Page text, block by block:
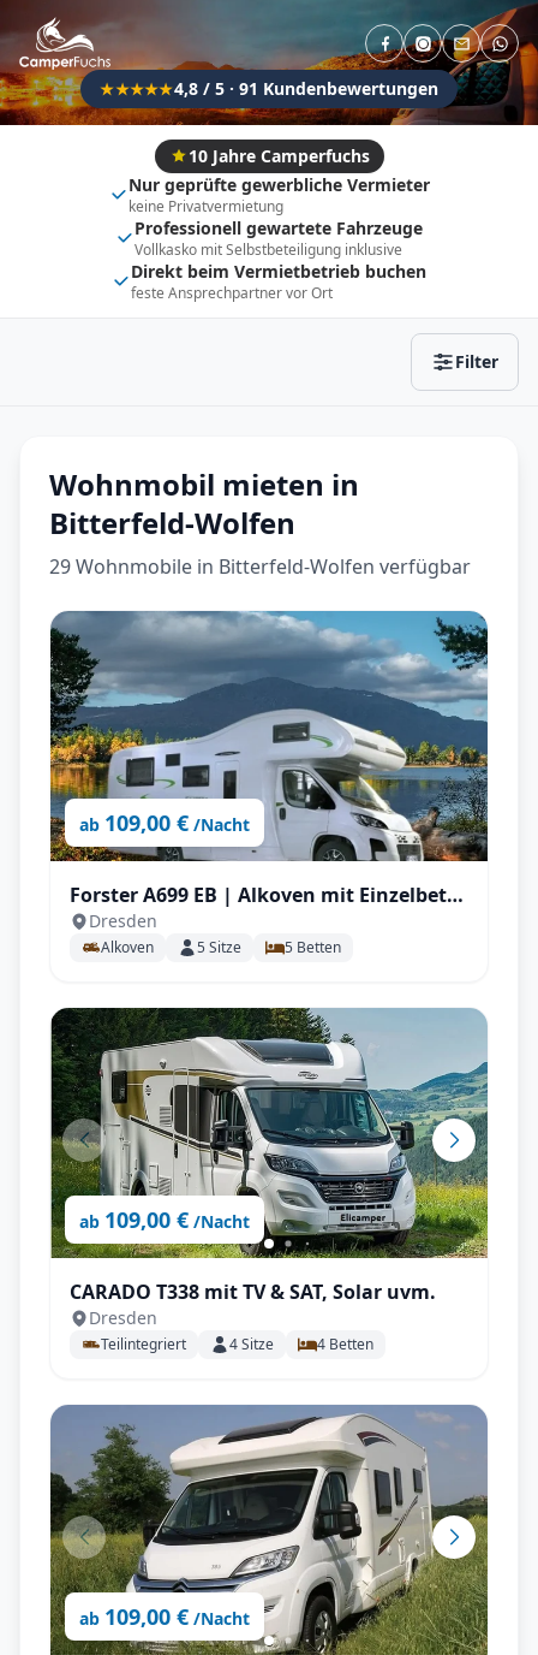
★★★★★4,8 / 5 · 91 Kundenbewertungen
10 Jahre Camperfuchs
Nur geprüfte gewerbliche Vermieter
keine Privatvermietung
Professionell gewartete Fahrzeuge
Vollkasko mit Selbstbeteiligung inklusive
Direkt beim Vermietbetrieb buchen
feste Ansprechpartner vor Ort
Filter
Flexibel (±3 Tage) Anhängerkupplung
Fahrzeugtyp
Vollintegriert Kastenwagen
Alkoven Teil-Integriert
Wohnwagen
Wohnmobil mieten in
Bitterfeld-Wolfen
29 Wohnmobile in Bitterfeld-Wolfen verfügbar
ab 109,00 € /Nacht
Forster A699 EB | Alkoven mit Einzelbett
für bis zu 5 P.
Dresden
Alkoven 5Sitze 5 Betten
ab 109,00 € /Nacht
CARADO T338 mit TV & SAT, Solar uvm.
Dresden
Teilintegriert 4Sitze 4 Betten
ab 109,00 € /Nacht